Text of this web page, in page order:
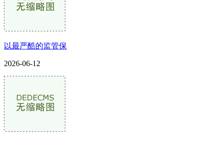
以最严酷的监管保
2026-06-12